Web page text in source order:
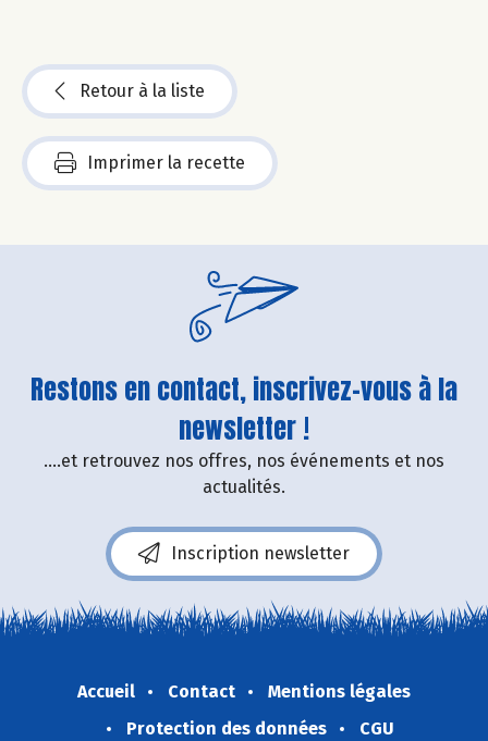
Retour à la liste
Imprimer la recette
Restons en contact, inscrivez-vous à la
newsletter !
....et retrouvez nos offres, nos événements et nos
actualités.
Inscription newsletter
Accueil Contact
Mentions légales
Protection des données
CGU